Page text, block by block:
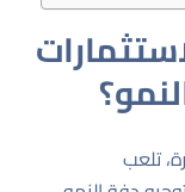
تلعب